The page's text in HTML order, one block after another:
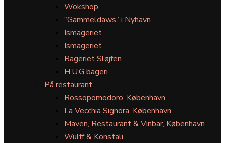
Wokshop
“Gammeldaws” i Nyhavn
Ismageriet
Ismageriet
Bageriet Sløjfen
H.U.G bageri
På restaurant
Rossopomodoro, København
La Vecchia Signora, København
Maven, Restaurant & Vinbar, København
Wulff & Konstali